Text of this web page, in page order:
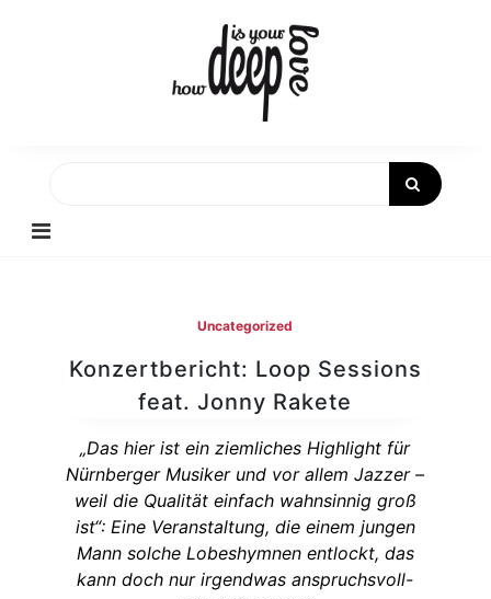
Uncategorized
Konzertbericht: Loop Sessions
feat. Jonny Rakete
„Das hier ist ein ziemliches Highlight für
Nürnberger Musiker und vor allem Jazzer –
weil die Qualität einfach wahnsinnig groß
ist“: Eine Veranstaltung, die einem jungen
Mann solche Lobeshymnen entlockt, das
kann doch nur irgendwas anspruchsvoll-